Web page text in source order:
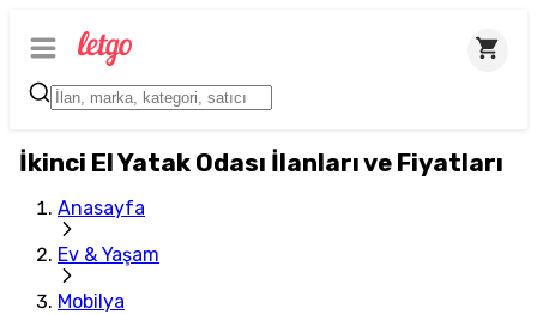
İkinci El Yatak Odası İlanları ve Fiyatları
Anasayfa
Ev & Yaşam
Mobilya